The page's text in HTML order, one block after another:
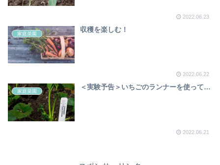
2022.06.23
家庭菜園
収穫を楽しむ！
2022.06.22
家庭菜園
＜実験予告＞いちごのランナーを使って…
2022.06.21